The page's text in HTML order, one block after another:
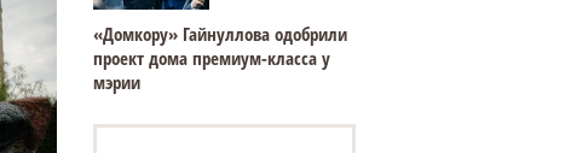
«Домкору» Гайнуллова одобрили
проект дома премиум-класса у
мэрии